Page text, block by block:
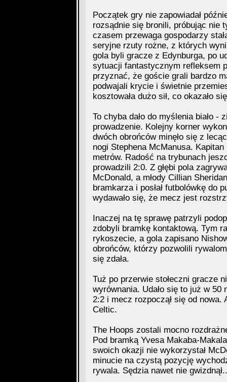
Początek gry nie zapowiadał
rozsądnie się bronili, próbując nie
czasem przewaga gospodarzy
seryjne rzuty rożne, z których
gola byli gracze z Edynburga, po
sytuacji fantastycznym refleksem
przyznać, że goście grali bardzo
podwajali krycie i świetnie
kosztowała dużo sił, co okazało
To chyba dało do myślenia biało
prowadzenie. Kolejny korner
dwóch obrońców minęło się z
nogi Stephena McManusa.
metrów. Radość na trybunach
prowadzili 2:0. Z głębi pola
McDonald, a młody Cillian
bramkarza i posłał futbolówkę do
wydawało się, że mecz jest
Inaczej na tę sprawę patrzyli
zdobyli bramkę kontaktową. Tym
rykoszecie, a gola zapisano
obrońców, którzy pozwolili
się zdała.
Tuż po przerwie stołeczni gracze
wyrównania. Udało się to już w
2:2 i mecz rozpoczął się od nowa.
Celtic.
The Hoops zostali mocno
Pod bramką Yvesa Makaba-
swoich okazji nie wykorzystał
minucie na czystą pozycję
rywala. Sędzia nawet nie